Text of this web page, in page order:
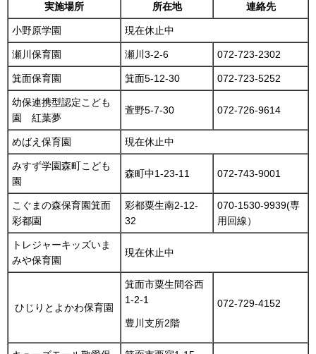
実施場所 所在地 連絡先
小野原学園 現在休止中
瀬川保育園 瀬川3-2-6 072-723-2302
箕面保育園 箕面5-12-30 072-723-5252
幼保連携型認定こども
園 紅葉夢
萱野5-7-30 072-726-9614
めばえ保育園 現在休止中
みすず学園森町こども
園
森町中1-23-11 072-743-9001
こぐまの森保育園箕面
彩都園
彩都粟生南2-12-
32
070-1530-9939(専
用回線）
トレジャーキッズいま
みや保育園
現在休止中
ひじりとよかわ保育園
箕面市粟生間谷西
1-2-1
豊川支所2階
072-729-4152